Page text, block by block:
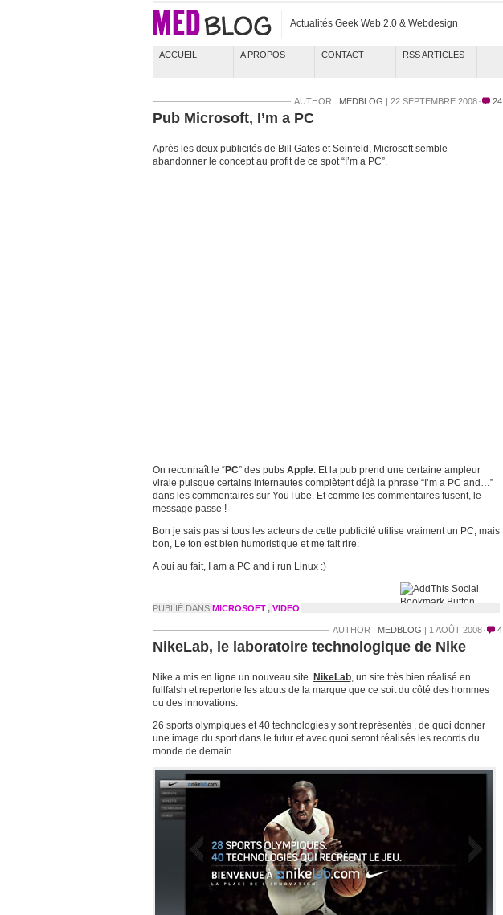
Actualités Geek Web 2.0 & Webdesign
ACCUEIL A PROPOS CONTACT RSS ARTICLES
AUTHOR : MEDBLOG | 22 SEPTEMBRE 2008 24
Pub Microsoft, I’m a PC
Après les deux publicités de Bill Gates et Seinfeld, Microsoft semble
abandonner le concept au profit de ce spot “I’m a PC”.
On reconnaît le “PC” des pubs Apple. Et la pub prend une certaine ampleur
virale puisque certains internautes complètent déjà la phrase “I’m a PC and…”
dans les commentaires sur YouTube. Et comme les commentaires fusent, le
message passe !
Bon je sais pas si tous les acteurs de cette publicité utilise vraiment un PC, mais
bon, Le ton est bien humoristique et me fait rire.
A oui au fait, I am a PC and i run Linux :)
PUBLIÉ DANS MICROSOFT , VIDEO
AUTHOR : MEDBLOG | 1 AOÛT 2008 4
NikeLab, le laboratoire technologique de Nike
Nike a mis en ligne un nouveau site NikeLab, un site très bien réalisé en
fullfalsh et repertorie les atouts de la marque que ce soit du côté des hommes
ou des innovations.
26 sports olympiques et 40 technologies y sont représentés , de quoi donner
une image du sport dans le futur et avec quoi seront réalisés les records du
monde de demain.